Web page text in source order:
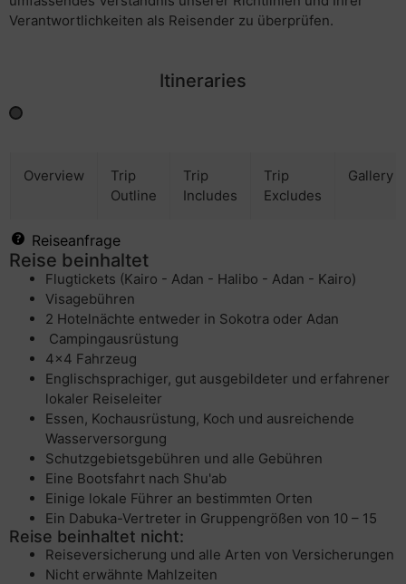
Verantwortlichkeiten als Reisender zu überprüfen.
Itineraries
Overview
Trip
Outline
Trip
Includes
Trip
Excludes
Gallery
Reiseanfrage
Reise beinhaltet
Flugtickets (Kairo - Adan - Halibo - Adan - Kairo)
Visagebühren
2 Hotelnächte entweder in Sokotra oder Adan
Campingausrüstung
4x4 Fahrzeug
Englischsprachiger, gut ausgebildeter und erfahrener
lokaler Reiseleiter
Essen, Kochausrüstung, Koch und ausreichende
Wasserversorgung
Schutzgebietsgebühren und alle Gebühren
Eine Bootsfahrt nach Shu'ab
Einige lokale Führer an bestimmten Orten
Ein Dabuka-Vertreter in Gruppengrößen von 10 – 15
Reise beinhaltet nicht:
Reiseversicherung und alle Arten von Versicherungen
Nicht erwähnte Mahlzeiten